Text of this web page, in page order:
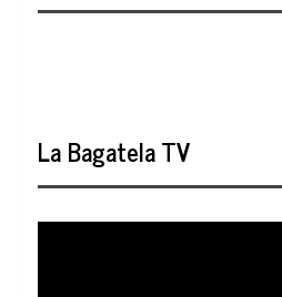
La Bagatela TV